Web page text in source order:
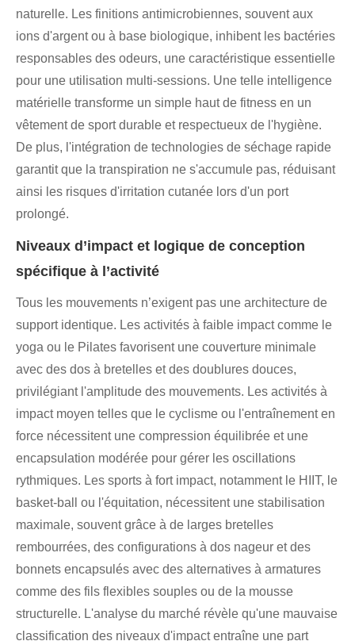
naturelle. Les finitions antimicrobiennes, souvent aux
ions d'argent ou à base biologique, inhibent les bactéries
responsables des odeurs, une caractéristique essentielle
pour une utilisation multi-sessions. Une telle intelligence
matérielle transforme un simple haut de fitness en un
vêtement de sport durable et respectueux de l'hygiène.
De plus, l'intégration de technologies de séchage rapide
garantit que la transpiration ne s'accumule pas, réduisant
ainsi les risques d'irritation cutanée lors d'un port
prolongé.
Niveaux d’impact et logique de conception
spécifique à l’activité
Tous les mouvements n’exigent pas une architecture de
support identique. Les activités à faible impact comme le
yoga ou le Pilates favorisent une couverture minimale
avec des dos à bretelles et des doublures douces,
privilégiant l'amplitude des mouvements. Les activités à
impact moyen telles que le cyclisme ou l'entraînement en
force nécessitent une compression équilibrée et une
encapsulation modérée pour gérer les oscillations
rythmiques. Les sports à fort impact, notamment le HIIT, le
basket-ball ou l'équitation, nécessitent une stabilisation
maximale, souvent grâce à de larges bretelles
rembourrées, des configurations à dos nageur et des
bonnets encapsulés avec des alternatives à armatures
comme des fils flexibles souples ou de la mousse
structurelle. L'analyse du marché révèle qu'une mauvaise
classification des niveaux d'impact entraîne une part